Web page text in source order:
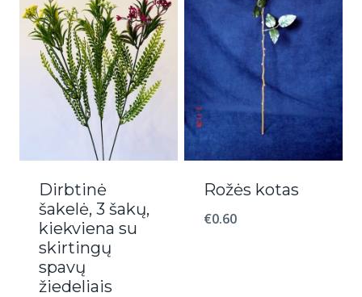
Dirbtinė
šakelė, 3 šakų,
kiekviena su
skirtingų
spavų
žiedeliais
Rožės kotas
€0.60